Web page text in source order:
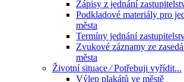
Zápisy z jednání
Podkladové materiály pro
města
Termíny jednání
Zvukové záznamy ze
města
Životní situace ⁄ Potřebuji vyřídit...
Výlep plakátů ve městě